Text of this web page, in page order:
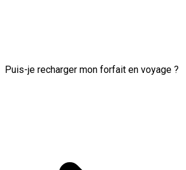
Puis-je recharger mon forfait en voyage ?